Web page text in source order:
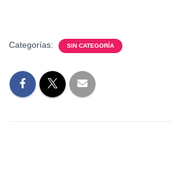
Categorías: SIN CATEGORÍA